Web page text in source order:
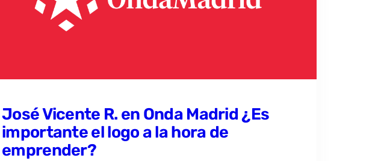
José Vicente R. en Onda Madrid ¿Es
importante el logo a la hora de
emprender?